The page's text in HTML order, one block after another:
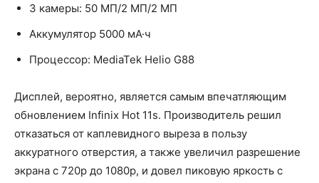
3 камеры: 50 МП/2 МП/2 МП
Аккумулятор 5000 мА·ч
Процессор: MediaTek Helio G88
Дисплей, вероятно, является самым впечатляющим
обновлением Infinix Hot 11s. Производитель решил
отказаться от каплевидного выреза в пользу
аккуратного отверстия, а также увеличил разрешение
экрана с 720p до 1080p, и довел пиковую яркость с